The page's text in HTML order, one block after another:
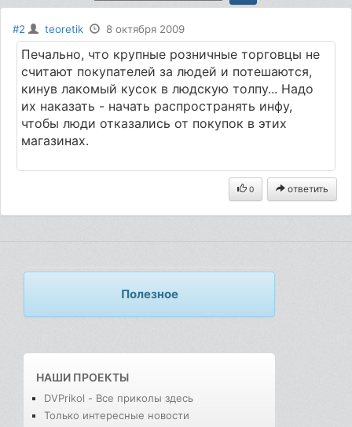
#2 teoretik 8 октября 2009
Печально, что крупные розничные торговцы не
считают покупателей за людей и потешаются,
кинув лакомый кусок в людскую толпу... Надо
их наказать - начать распространять инфу,
чтобы люди отказались от покупок в этих
магазинах.
0 ответить
Полезное
НАШИ ПРОЕКТЫ
DVPrikol - Все приколы здесь
Только интересные новости